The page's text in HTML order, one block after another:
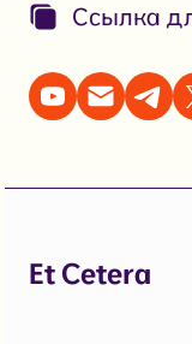
Ссылка
Et Cetera